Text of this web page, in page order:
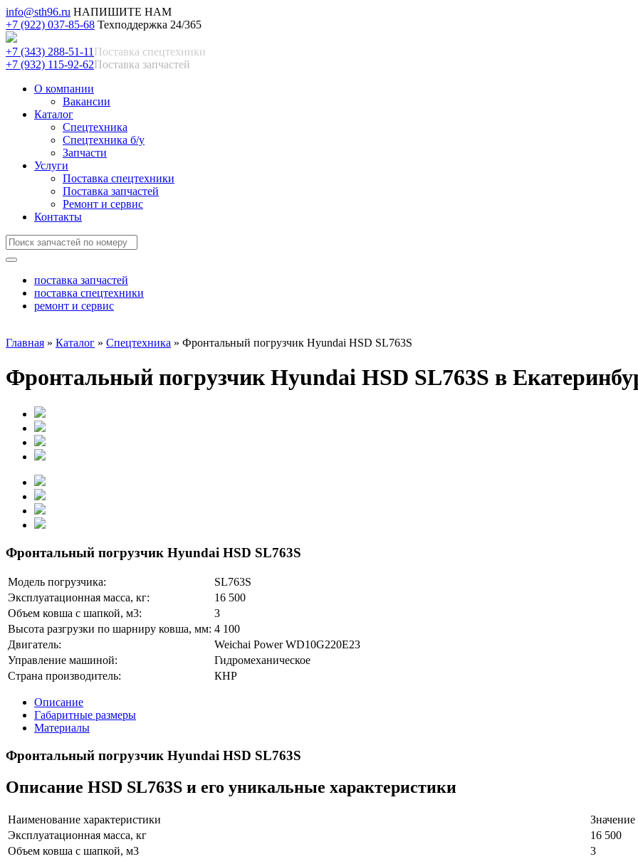
info@sth96.ru НАПИШИТЕ НАМ
+7 (922) 037-85-68 Техподдержка 24/365
+7 (343) 288-51-11 Поставка спецтехники
+7 (932) 115-92-62Поставка запчастей
О компании
Вакансии
Каталог
Спецтехника
Спецтехника б/у
Запчасти
Услуги
Поставка спецтехники
Поставка запчастей
Ремонт и сервис
Контакты
поставка запчастей
поставка спецтехники
ремонт и сервис
Главная » Каталог » Спецтехника » Фронтальный погрузчик Hyundai HSD SL763S
Фронтальный погрузчик Hyundai HSD SL763S в
Фронтальный погрузчик Hyundai HSD SL763S
Модель погрузчика:
SL763S
Эксплуатационная масса, кг:
16 500
Объем ковша c шапкой, м3:
3
Высота разгрузки по шарниру ковша, мм: 4 100
Двигатель:
Weichai Power WD10G220E23
Управление машиной:
Гидромеханическое
Страна производитель:
КНР
Описание
Габаритные размеры
Материалы
Фронтальный погрузчик Hyundai HSD SL763S
Описание HSD SL763S и его уникальные характеристики
Наименование характеристики
Значение
Эксплуатационная масса, кг
16 500
Объем ковша с шапкой, м3
3